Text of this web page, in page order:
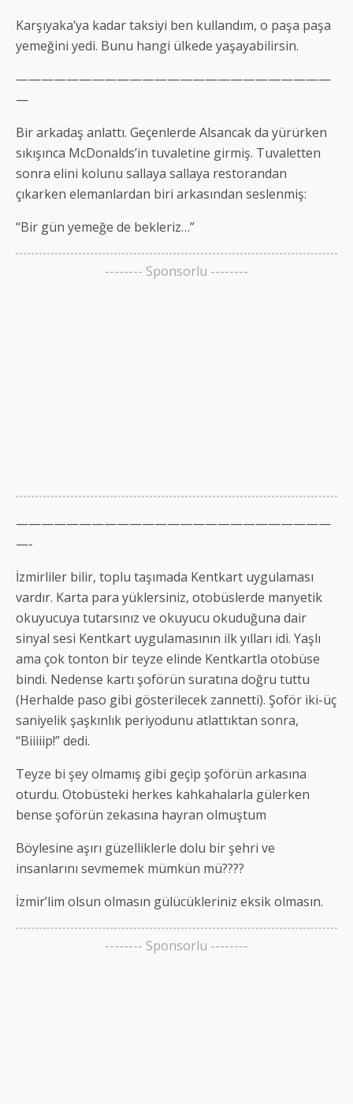
Karşıyaka’ya kadar taksiyi ben kullandım, o paşa paşa
yemeğini yedi. Bunu hangi ülkede yaşayabilirsin.
—————————————————————————
—
Bir arkadaş anlattı. Geçenlerde Alsancak da yürürken
sıkışınca McDonalds’in tuvaletine girmiş. Tuvaletten
sonra elini kolunu sallaya sallaya restorandan
çıkarken elemanlardan biri arkasından seslenmiş:
“Bir gün yemeğe de bekleriz…”
-------- Sponsorlu --------
—————————————————————————
—-
İzmirliler bilir, toplu taşımada Kentkart uygulaması
vardır. Karta para yüklersiniz, otobüslerde manyetik
okuyucuya tutarsınız ve okuyucu okuduğuna dair
sinyal sesi Kentkart uygulamasının ilk yılları idi. Yaşlı
ama çok tonton bir teyze elinde Kentkartla otobüse
bindi. Nedense kartı şoförün suratına doğru tuttu
(Herhalde paso gibi gösterilecek zannetti). Şoför iki-üç
saniyelik şaşkınlık periyodunu atlattıktan sonra,
“Biiiiip!” dedi.
Teyze bi şey olmamış gibi geçip şoförün arkasına
oturdu. Otobüsteki herkes kahkahalarla gülerken
bense şoförün zekasına hayran olmuştum
Böylesine aşırı güzelliklerle dolu bir şehri ve
insanlarını sevmemek mümkün mü????
İzmir’lim olsun olmasın gülücükleriniz eksik olmasın.
-------- Sponsorlu --------